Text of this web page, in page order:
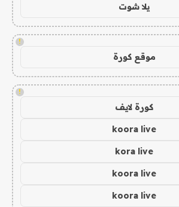
يلا شوت
!
موقع كورة
!
كورة لايف
koora live
kora live
koora live
koora live